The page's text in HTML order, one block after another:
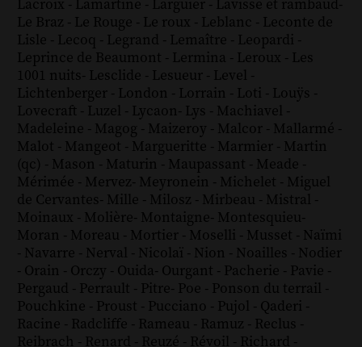
Lacroix - Lamartine - Larguier - Lavisse et rambaud-
Le Braz - Le Rouge - Le roux - Leblanc - Leconte de
Lisle - Lecoq - Legrand - Lemaître - Leopardi -
Leprince de Beaumont - Lermina - Leroux - Les
1001 nuits- Lesclide - Lesueur - Level -
Lichtenberger - London - Lorrain - Loti - Louÿs -
Lovecraft - Luzel - Lycaon- Lys - Machiavel -
Madeleine - Magog - Maizeroy - Malcor - Mallarmé -
Malot - Mangeot - Margueritte - Marmier - Martin
(qc) - Mason - Maturin - Maupassant - Meade -
Mérimée - Mervez- Meyronein - Michelet - Miguel
de Cervantes- Mille - Milosz - Mirbeau - Mistral -
Moinaux - Molière- Montaigne- Montesquieu-
Moran - Moreau - Mortier - Moselli - Musset - Naïmi
- Navarre - Nerval - Nicolaï - Nion - Noailles - Nodier
- Orain - Orczy - Ouida- Ourgant - Pacherie - Pavie -
Pergaud - Perrault - Pitre- Poe - Ponson du terrail -
Pouchkine - Proust - Pucciano - Pujol - Qaderi -
Racine - Radcliffe - Rameau - Ramuz - Reclus -
Reibrach - Renard - Reuzé - Révoil - Richard -